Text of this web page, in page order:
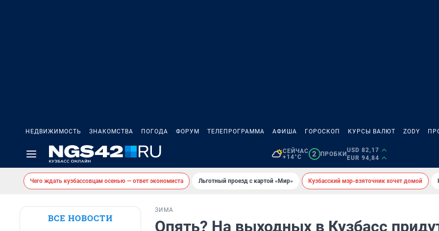
НЕДВИЖИМОСТЬ ЗНАКОМСТВА ПОГОДА ФОРУМ ТЕЛЕПРОГРАММА АФИША ГОРОСКОП КУРСЫ ВАЛЮТ ZODY
СЕЙЧАС
+14°C
2 ПРОБКИ
USD 82,17
EUR 94,84
Чего ждать кузбассовцам осенью — ответ экономиста Льготный проезд с картой «Мир» Кузбасский мэр-взяточник хочет домой
ВСЕ НОВОСТИ
ЗИМА
Опять? На выходных в Кузбасс